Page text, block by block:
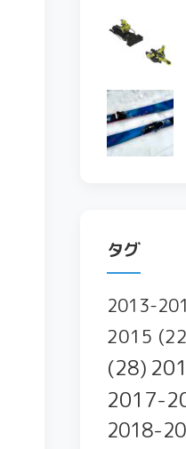
タグ
2013-
2015
(28)
2017-
2018-